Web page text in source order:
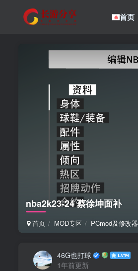
首页
nba2k23-24 蔡徐坤面补
首页 MOD专区 PCmod及修改器
46G也打球
1年前更新